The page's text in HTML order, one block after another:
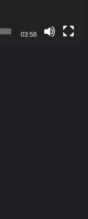
03:58